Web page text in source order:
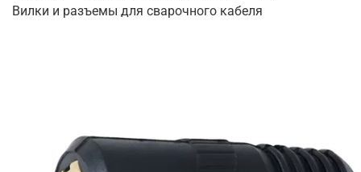
Вилки и разъемы для сварочного кабеля